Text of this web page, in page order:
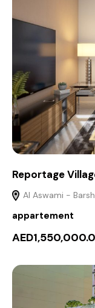
Reportage
Al Aswami -
appartement